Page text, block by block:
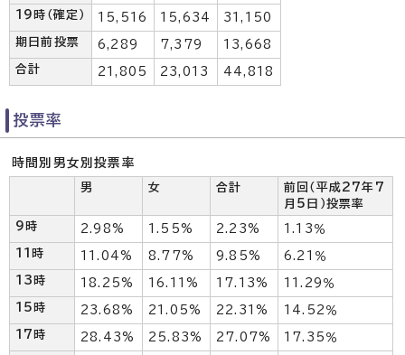
19時（確定） 15,516 15,634 31,150
期日前投票 6,289 7,379 13,668
合計 21,805 23,013 44,818
投票率
時間別男女別投票率
男 女 合計
前回（平成27年7
月5日）投票率
9時
2.98% 1.55% 2.23% 1.13％
11時 11.04% 8.77% 9.85% 6.21％
13時 18.25% 16.11% 17.13% 11.29％
15時 23.68% 21.05% 22.31% 14.52％
17時 28.43% 25.83% 27.07% 17.35％